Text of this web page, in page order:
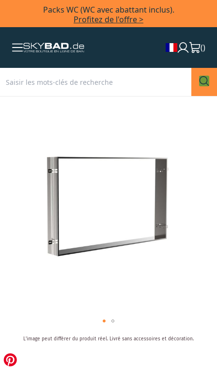
Packs WC (WC avec abattant inclus).
Profitez de l'offre >
()
the
beginning
L'image peut différer du produit réel. Livré sans accessoires et décoration.